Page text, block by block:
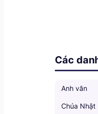
Các
Anh văn
Chúa Nhật